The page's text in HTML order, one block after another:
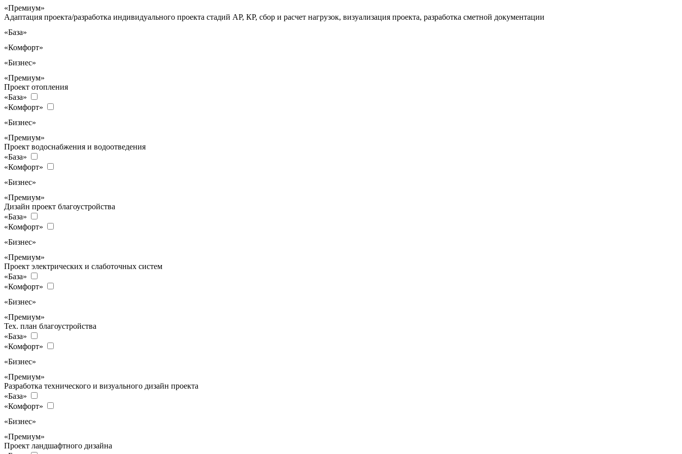
«Премиум»
Адаптация проекта/разработка индивидуального проекта стадий АР, КР, сбор и расчет нагрузок, визуализация проекта, разработка сметной документации
«База»
«Комфорт»
«Бизнес»
«Премиум»
Проект отопления
«База»
«Комфорт»
«Бизнес»
«Премиум»
Проект водоснабжения и водоотведения
«База»
«Комфорт»
«Бизнес»
«Премиум»
Дизайн проект благоустройства
«База»
«Комфорт»
«Бизнес»
«Премиум»
Проект электрических и слаботочных систем
«База»
«Комфорт»
«Бизнес»
«Премиум»
Тех. план благоустройства
«База»
«Комфорт»
«Бизнес»
«Премиум»
Разработка технического и визуального дизайн проекта
«База»
«Комфорт»
«Бизнес»
«Премиум»
Проект ландшафтного дизайна